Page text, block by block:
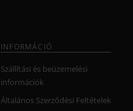
INFORMÁCIÓ
Szállítási és beüzemelési
információk
Általános Szerződési Feltételek